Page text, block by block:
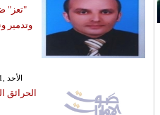
"تعز"
وتدمير
GMT 19:24 2019 الأحد ,21 إبريل / نيسان